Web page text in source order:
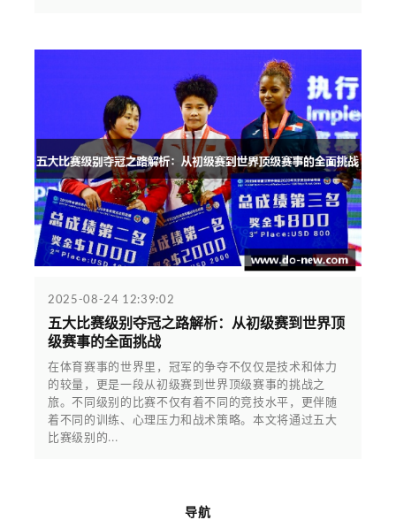
2025-08-24 12:39:02
五大比赛级别夺冠之路解析：从初级赛到世界顶
级赛事的全面挑战
在体育赛事的世界里，冠军的争夺不仅仅是技术和体力
的较量，更是一段从初级赛到世界顶级赛事的挑战之
旅。不同级别的比赛不仅有着不同的竞技水平，更伴随
着不同的训练、心理压力和战术策略。本文将通过五大
比赛级别的...
导航